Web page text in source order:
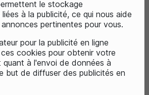
le stockage
à la publicité, ce qui nous aide
pertinentes pour vous.
pour la publicité en ligne
cookies pour obtenir votre
à l'envoi de données à
but de diffuser des publicités en